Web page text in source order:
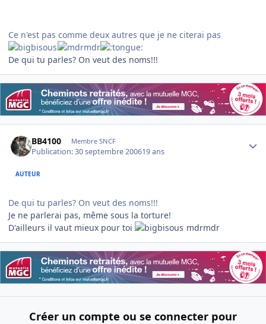
Ce n'est pas comme deux autres que je ne citerai pas
De qui tu parles? On veut des noms!!!
BB4100 Membre SNCF
Publication:30 septembre 200619 ans
AUTEUR
De qui tu parles? On veut des noms!!!
Je ne parlerai pas, même sous la torture!
D'ailleurs il vaut mieux pour toi
mdrmdr
Créer un compte ou se connecter pour